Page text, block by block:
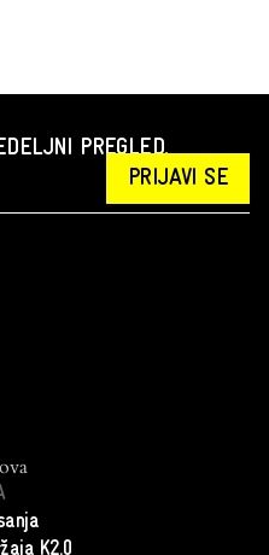
PREGLED.
PRIJAVI SE
K2.0